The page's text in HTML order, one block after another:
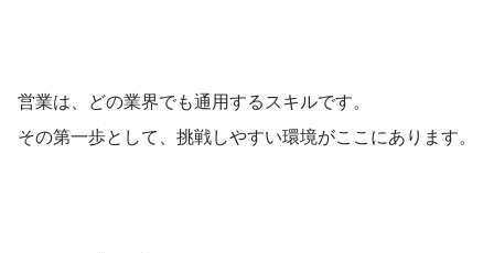
営業は、どの業界でも通用するスキルです。
その第一歩として、挑戦しやすい環境がここにあります。